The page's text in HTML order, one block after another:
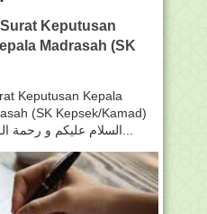
Keputusan
Madrasah (SK
Keputusan Kepala
(SK Kepsek/Kamad)